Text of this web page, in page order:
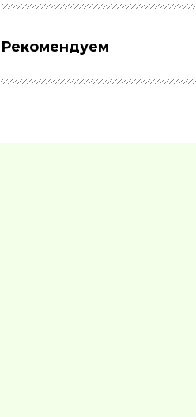
Рекомендуем